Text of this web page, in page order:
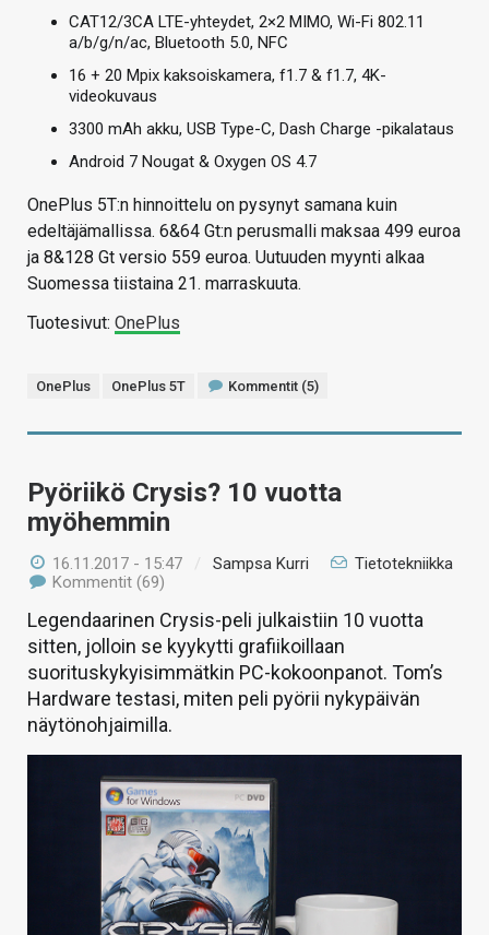
CAT12/3CA LTE-yhteydet, 2×2 MIMO, Wi-Fi 802.11
a/b/g/n/ac, Bluetooth 5.0, NFC
16 + 20 Mpix kaksoiskamera, f1.7 & f1.7, 4K-
videokuvaus
3300 mAh akku, USB Type-C, Dash Charge -pikalataus
Android 7 Nougat & Oxygen OS 4.7
OnePlus 5T:n hinnoittelu on pysynyt samana kuin
edeltäjämallissa. 6&64 Gt:n perusmalli maksaa 499 euroa
ja 8&128 Gt versio 559 euroa. Uutuuden myynti alkaa
Suomessa tiistaina 21. marraskuuta.
Tuotesivut: OnePlus
OnePlus OnePlus 5T Kommentit (5)
Pyöriikö Crysis? 10 vuotta
myöhemmin
16.11.2017 - 15:47 / Sampsa Kurri
Tietotekniikka
Kommentit (69)
Legendaarinen Crysis-peli julkaistiin 10 vuotta
sitten, jolloin se kyykytti grafiikoillaan
suorituskykyisimmätkin PC-kokoonpanot. Tom’s
Hardware testasi, miten peli pyörii nykypäivän
näytönohjaimilla.